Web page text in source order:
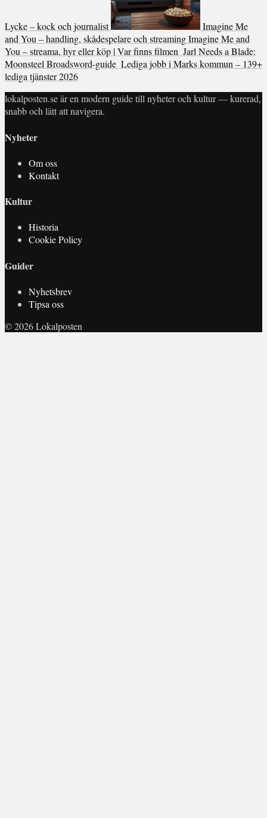
Lycke – kock och journalist
Imagine Me
and You – handling, skådespelare och streamingImagine Me and
You – streama, hyr eller köp | Var finns filmen Jarl Needs a Blade:
Moonsteel Broadsword-guide Lediga jobb i Marks kommun – 139+
lediga tjänster 2026
lokalposten.se är en modern guide till nyheter och kultur — kurerad,
snabb och lätt att navigera.
Nyheter
Om oss
Kontakt
Kultur
Historia
Cookie Policy
Guider
Nyhetsbrev
Tipsa oss
© 2026 Lokalposten